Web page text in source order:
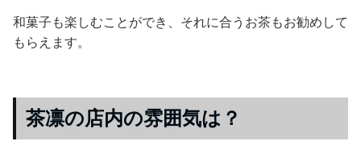
和菓子も楽しむことができ、それに合うお茶もお勧めして
もらえます。
茶凛の店内の雰囲気は？